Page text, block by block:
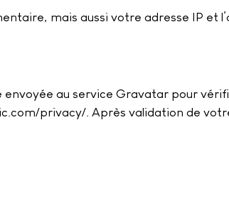
mais aussi votre adresse IP et
au service Gravatar pour
privacy/. Après validation de